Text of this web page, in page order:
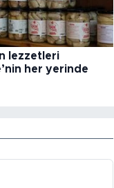
lezzetleri
her yerinde